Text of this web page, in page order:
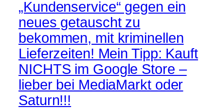
„Kundenservice“ gegen ein
neues getauscht zu
bekommen, mit kriminellen
Lieferzeiten! Mein Tipp: Kauft
NICHTS im Google Store –
lieber bei MediaMarkt oder
Saturn!!!